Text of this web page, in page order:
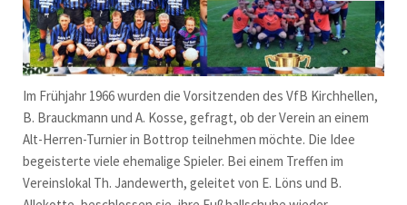
Im Frühjahr 1966 wurden die Vorsitzenden des VfB Kirchhellen,
B. Brauckmann und A. Kosse, gefragt, ob der Verein an einem
Alt-Herren-Turnier in Bottrop teilnehmen möchte. Die Idee
begeisterte viele ehemalige Spieler. Bei einem Treffen im
Vereinslokal Th. Jandewerth, geleitet von E. Löns und B.